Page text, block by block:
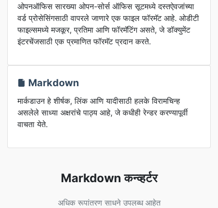
ओपनऑफिस सारख्या ओपन-सोर्स ऑफिस सूटमध्ये दस्तऐवजांच्या
वर्ड प्रोसेसिंगसाठी वापरले जाणारे एक फाइल फॉरमॅट आहे. ओडीटी
फाइल्समध्ये मजकूर, प्रतिमा आणि फॉरमॅटिंग असते, जे डॉक्युमेंट
इंटरचेंजसाठी एक प्रमाणित फॉरमॅट प्रदान करते.
Markdown
मार्कडाउन हे शीर्षक, लिंक आणि यादीसाठी हलके विरामचिन्ह
असलेले साध्या अक्षरांचे पाठ्य आहे, जे कधीही रेन्डर करण्यापूर्वी
वाचता येते.
Markdown कन्व्हर्टर
अधिक रूपांतरण साधने उपलब्ध आहेत